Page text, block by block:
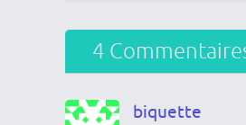
4
biquette